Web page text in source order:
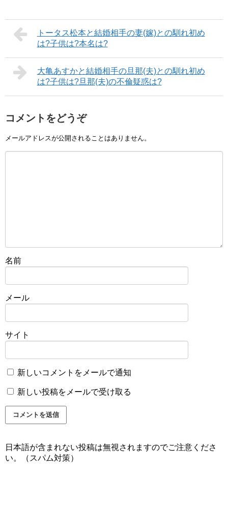
トータス松本と結婚相手の妻(嫁)との馴れ初め
は?子供は?本名は?
大亀あすかと結婚相手の旦那(夫)との馴れ初め
は?子供は?旦那(夫)の不倫疑惑は?
コメントをどうぞ
メールアドレスが公開されることはありません。
名前
メール
サイト
新しいコメントをメールで通知
新しい投稿をメールで受け取る
日本語が含まれない投稿は無視されますのでご注意くださ
い。（スパム対策）